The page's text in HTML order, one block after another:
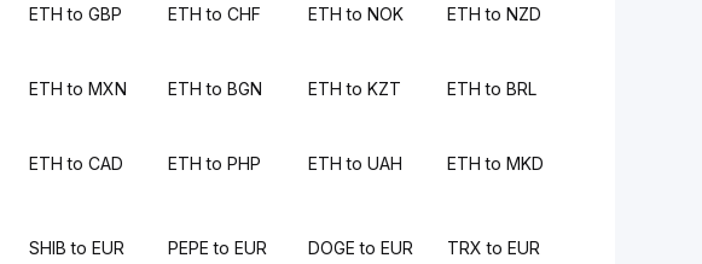
ETH to GBP ETH to CHF ETH to NOK ETH to NZD
ETH to MXN ETH to BGN ETH to KZT ETH to BRL
ETH to CAD ETH to PHP ETH to UAH ETH to MKD
SHIB to EUR PEPE to EUR DOGE to EUR TRX to EUR